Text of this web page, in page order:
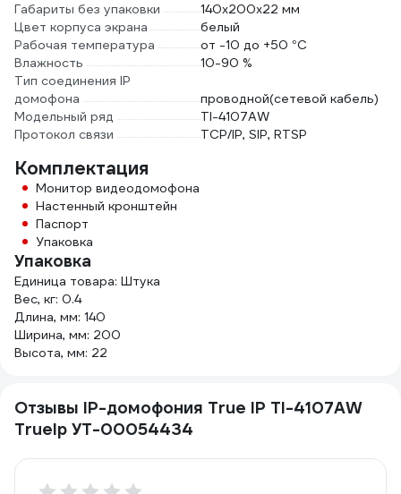
Габариты без упаковки
140х200х22 мм
Цвет корпуса экрана
белый
Рабочая температура
от -10 до +50 °С
Влажность
10-90 %
Тип соединения IP
домофона
проводной(сетевой кабель)
Модельный ряд
TI-4107AW
Протокол связи
TCP/IP, SIP, RTSP
Комплектация
Монитор видеодомофона
Настенный кронштейн
Паспорт
Упаковка
Упаковка
Единица товара: Штука
Вес, кг: 0.4
Длина, мм: 140
Ширина, мм: 200
Высота, мм: 22
Отзывы IP-домофония True IP TI-4107AW
TrueIp УТ-00054434